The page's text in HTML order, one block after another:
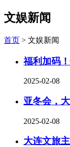
文娱新闻
首页 > 文娱新闻
福利加码
2025-02-08
亚冬会，
2025-02-08
大连文旅